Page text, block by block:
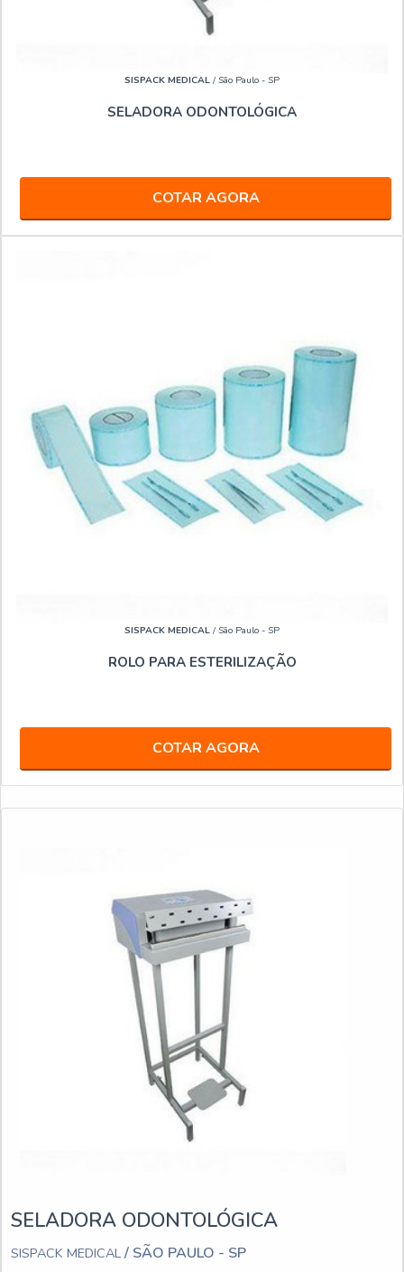
SISPACK MEDICAL / São Paulo - SP
SELADORA ODONTOLÓGICA
COTAR AGORA
SISPACK MEDICAL / São Paulo - SP
ROLO PARA ESTERILIZAÇÃO
COTAR AGORA
SELADORA ODONTOLÓGICA
SISPACK MEDICAL / SÃO PAULO - SP